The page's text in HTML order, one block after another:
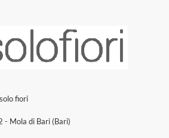
fiori
- Mola di Bari (Bari)